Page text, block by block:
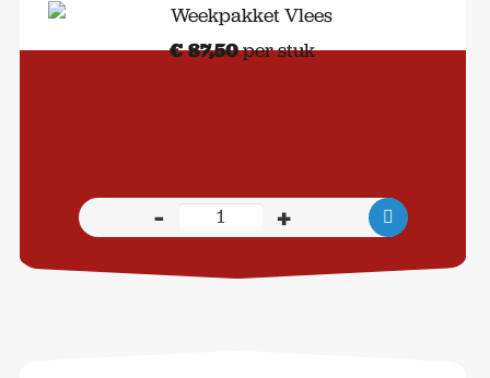
€ 87,50per stuk
-
Weekpakket
Vlees
aantal
+